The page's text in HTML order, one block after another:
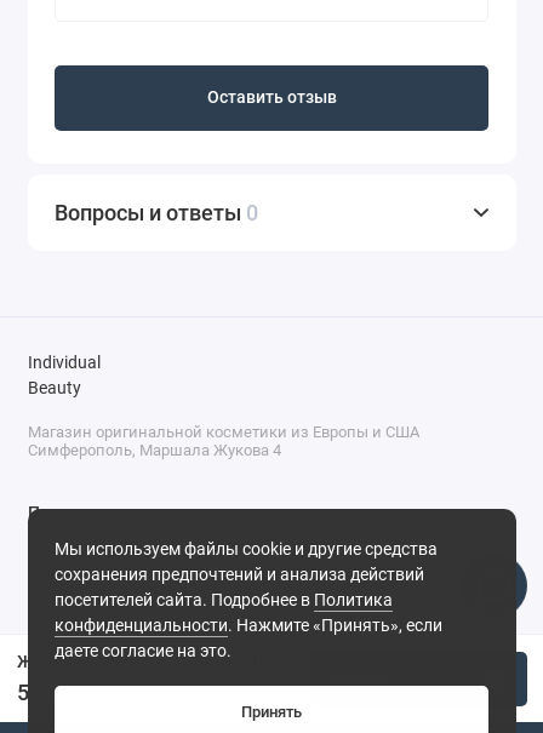
590 ₽
Оставить отзыв
Вопросы и ответы 0
Мы используем файлы cookie и другие средства
сохранения предпочтений и анализа действий
посетителей сайта. Подробнее в Политика
конфиденциальности. Нажмите «Принять», если
даете согласие на это.
Принять
Individual
Beauty
Магазин оригинальной косметики из Европы и США
Симферополь, Маршала Жукова 4
Поддержка
+7 (978) 586-46-46
ПН-ПТ: 9:00 - 18:00
Суббота: 9:00 - 17:00
Воскресенье: выходной
Симферополь, ул. Маршала Жукова, 4